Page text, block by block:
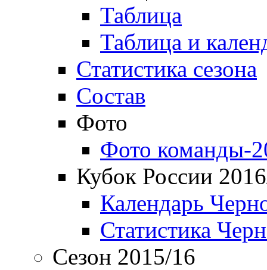
Таблица
Таблица и
Статистика сезона
Состав
Фото
Фото команды-
Кубок России
Календарь
Статистика
Сезон 2015/16